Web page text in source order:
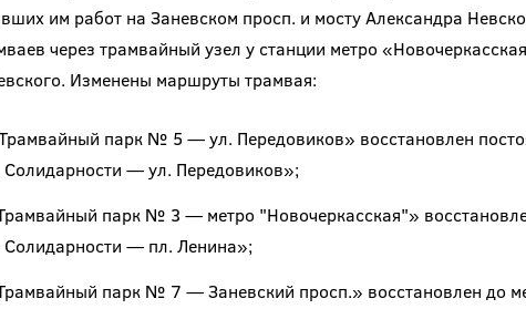
им работ на Заневском просп. и мосту Александра
через трамвайный узел у станции метро
Изменены маршруты трамвая:
парк № 5 — ул. Передовиков» восстановлен
— ул. Передовиков»;
парк № 3 — метро "Новочеркасская"»
Солидарности — пл. Ленина»;
парк № 7 — Заневский просп.» восстановлен до